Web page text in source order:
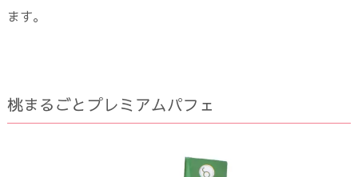
ます。
桃まるごとプレミアムパフェ